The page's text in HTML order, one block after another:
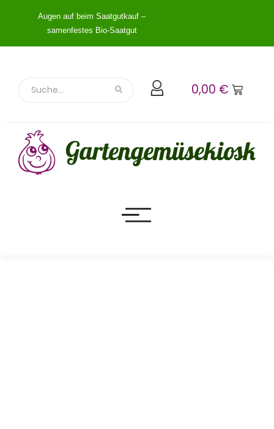
Augen auf beim Saatgutkauf –
samenfestes Bio-Saatgut
0,00 €